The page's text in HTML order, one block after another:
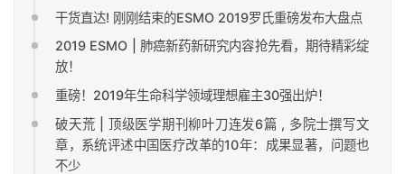
干货直达! 刚刚结束的ESMO 2019罗氏重磅发布大盘点
2019 ESMO | 肺癌新药新研究内容抢先看，期待精彩绽
放！
重磅！2019年生命科学领域理想雇主30强出炉！
破天荒 | 顶级医学期刊柳叶刀连发6篇 , 多院士撰写文
章，系统评述中国医疗改革的10年：成果显著，问题也
不少